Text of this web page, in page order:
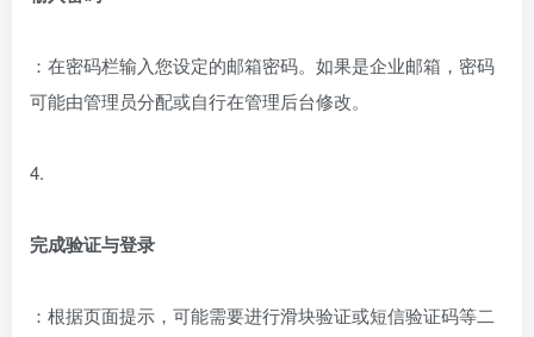
：在密码栏输入您设定的邮箱密码。如果是企业邮箱，密码
可能由管理员分配或自行在管理后台修改。
4.
完成验证与登录
：根据页面提示，可能需要进行滑块验证或短信验证码等二